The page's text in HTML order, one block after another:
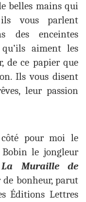
belles mains qui
vous parlent
des enceintes
aiment les
de ce papier que
Ils vous disent
leur passion
pour moi le
le jongleur
Muraille de
de bonheur, parut
Éditions Lettres